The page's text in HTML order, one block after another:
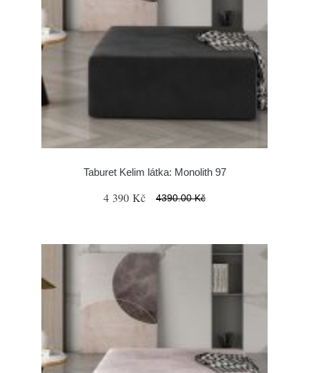
Taburet Kelim látka: Monolith 97
4 390 Kč 4390.00 Kč